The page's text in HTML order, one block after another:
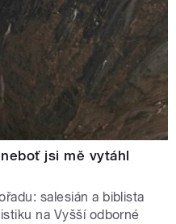
jsi mě vytáhl
salesián a biblista
na Vyšší odborné